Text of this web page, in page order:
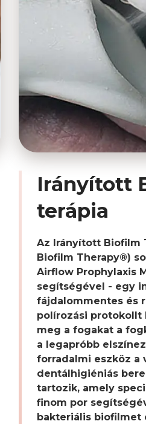
Irányított
terápia
Az Irányított Biofilm
Biofilm Therapy®)
Airflow Prophylaxis
segítségével - egy
fájdalommentes és
polírozási
meg a fogakat a
a legapróbb
forradalmi eszköz a
dentálhigiéniás
tartozik, amely
finom por
bakteriális biofilmet